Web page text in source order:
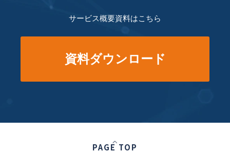
サービス概要資料はこちら
資料ダウンロード
PAGE TOP